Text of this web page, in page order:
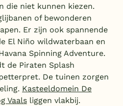
die niet kunnen kiezen.
of bewonderen
Er zijn ook spannende
El Niño wildwaterbaan en
Spinning Adventure.
de Piraten Splash
De tuinen zorgen
Kasteeldomein De
Vaals liggen vlakbij.